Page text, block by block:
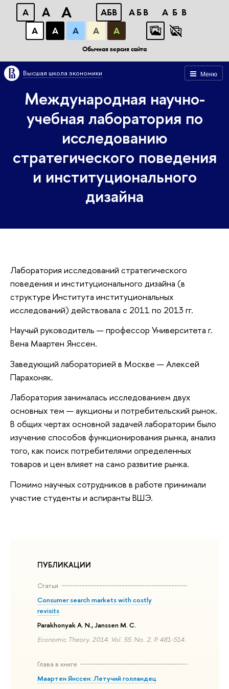
A A A АБВ АБВ
АБВ
А
А А А А
Обычная версия сайта
Меню
Высшая школа экономики
Международная научно-
учебная лаборатория по
исследованию
стратегического поведения
и институционального
дизайна
ПУБЛИКАЦИИ
Статья
Consumer search markets with costly
revisits
Parakhonyak A. N., Janssen M. C.
Economic Theory. 2014. Vol. 55. No. 2. P. 481-514.
Глава в книге
Маартен Янссен: Летучий голландец
Лаборатория исследований стратегического
поведения и институционального дизайна (в
структуре Института институциональных
исследований) действовала с 2011 по 2013 гг.
Научый руководитель — профессор Университета г.
Вена Маартен Янссен.
Заведующий лабораторией в Москве — Алексей
Парахоняк.
Лаборатория занималась исследованием двух
основных тем — аукционы и потребительский рынок.
В общих чертах основной задачей лаборатории было
изучение способов функционирования рынка, анализ
того, как поиск потребителями определенных
товаров и цен влияет на само развитие рынка.
Помимо научных сотрудников в работе принимали
участие студенты и аспиранты ВШЭ.